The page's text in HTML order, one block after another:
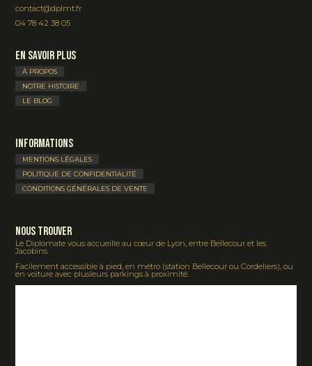
contact@dplmt.fr
04 78 42 38 05
En savoir plus
À PROPOS
NOTRE HISTOIRE
LE BLOG
Informations
MENTIONS LÉGALES
POLITIQUE DE CONFIDENTIALITÉ
CONDITIONS GÉNÉRALES DE VENTE
Nous Trouver
Le Diplomate vous accueille au cœur de Lyon, entre Bellecour et les
Jacobins.
Facilement accessible à pied, en métro (station Bellecour ou Cordeliers), ou
en voiture avec plusieurs parkings à proximité.